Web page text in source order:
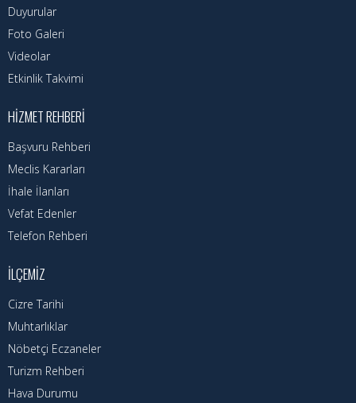
Duyurular
Foto Galeri
Videolar
Etkinlik Takvimi
HIZMET REHBERI
Başvuru Rehberi
Meclis Kararları
İhale İlanları
Vefat Edenler
Telefon Rehberi
İLÇEMIZ
Cizre Tarihi
Muhtarlıklar
Nöbetçi Eczaneler
Turizm Rehberi
Hava Durumu